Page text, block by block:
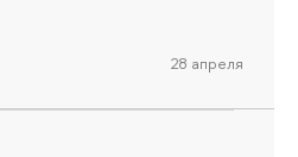
28 апреля